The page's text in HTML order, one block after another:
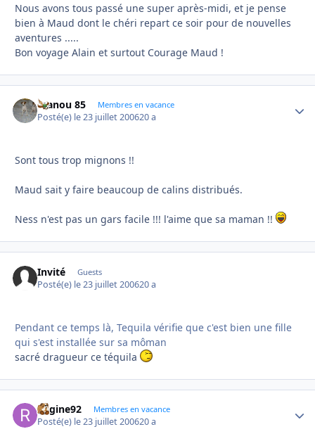
Nous avons tous passé une super après-midi, et je pense
bien à Maud dont le chéri repart ce soir pour de nouvelles
aventures .....
Bon voyage Alain et surtout Courage Maud !
manou 85 Membres en vacance
Posté(e) le 23 juillet 200620 a
Sont tous trop mignons !!
Maud sait y faire beaucoup de calins distribués.
Ness n'est pas un gars facile !!! l'aime que sa maman !!
Invité Guests
Posté(e) le 23 juillet 200620 a
Pendant ce temps là, Tequila vérifie que c'est bien une fille
qui s'est installée sur sa môman
sacré dragueur ce téquila
Regine92 Membres en vacance
Posté(e) le 23 juillet 200620 a